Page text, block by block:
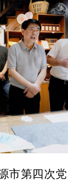
市第四次